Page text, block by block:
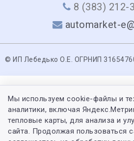
8 (383) 212-
automarket-
© ИП Лебедько О.Е. ОГРНИП
Мы используем cookie-файлы и
аналитики, включая
тепловые карты, для анализа и
сайта. Продолжая пользоваться